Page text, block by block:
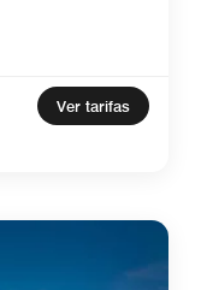
Ver tarifas